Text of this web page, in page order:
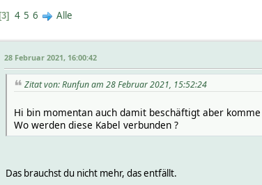
3 4 5 6 Alle
28 Februar 2021, 16:00:42
Zitat von: Runfun am 28 Februar 2021, 15:52:24
Hi bin momentan auch damit beschäftigt aber
Wo werden diese Kabel verbunden ?
Das brauchst du nicht mehr, das entfällt.